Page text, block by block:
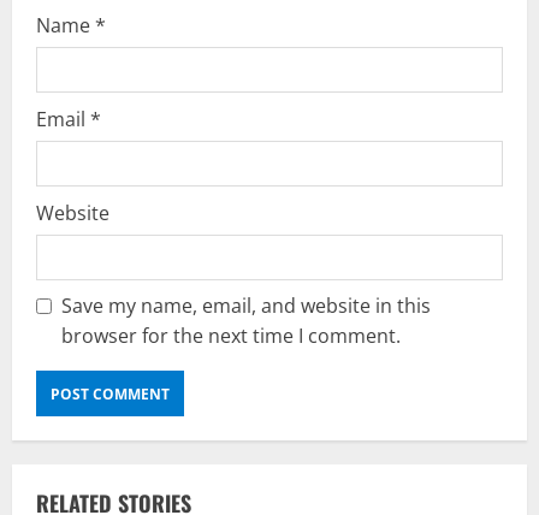
Name*
Email *
Website
Save my name, email, and website in this
browser for the next time I comment.
RELATED STORIES